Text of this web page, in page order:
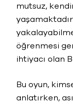
mutsuz,
öğrenmesi
ihtiyacı olan
Bu oyun,
anlatırken,